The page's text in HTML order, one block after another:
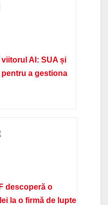
AI: SUA și
a gestiona
descoperă o
la o firmă de lupte